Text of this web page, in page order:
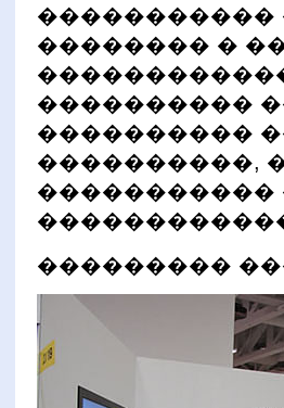
�����������
�������� �
����������
����������
����������,
�����������
���������